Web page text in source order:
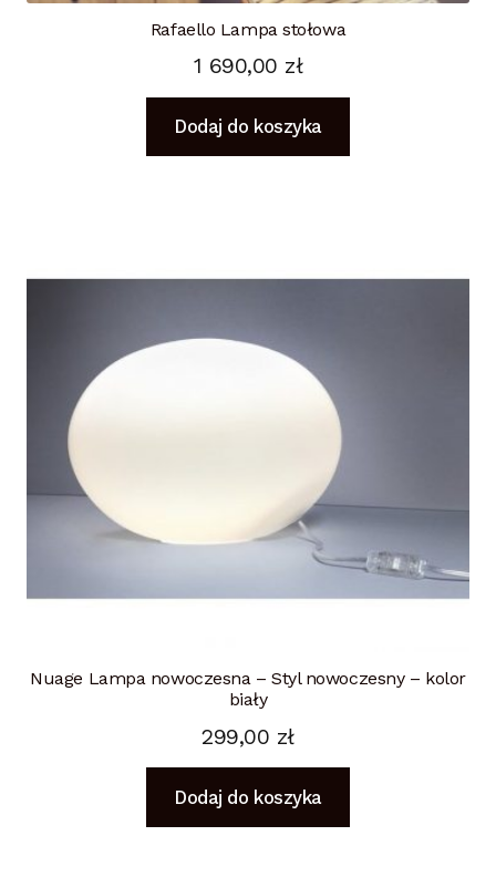
Rafaello Lampa stołowa
1 690,00 zł
Dodaj do koszyka
Nuage Lampa nowoczesna – Styl nowoczesny – kolor
biały
299,00 zł
Dodaj do koszyka